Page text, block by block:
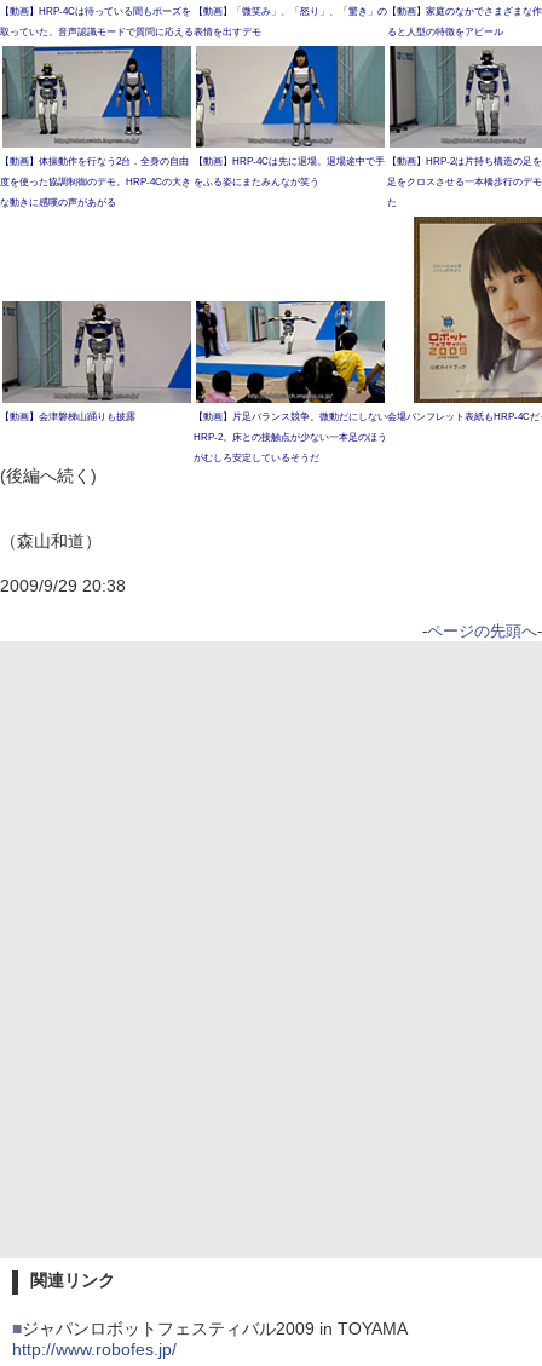
【動画】HRP-4Cは待っている間もポーズを
取っていた。音声認識モードで質問に応える
【動画】「微笑み」、「怒り」、「驚き」の
表情を出すデモ
【動画】家庭のなかでさまざまな
ると人型の特徴をアピール
【動画】体操動作を行なう2台．全身の自由
度を使った協調制御のデモ。HRP-4Cの大き
な動きに感嘆の声があがる
【動画】HRP-4Cは先に退場。退場途中で手
をふる姿にまたみんなが笑う
【動画】HRP-2は片持ち構造の足
足をクロスさせる一本橋歩行のデ
た
【動画】会津磐梯山踊りも披露
【動画】片足バランス競争。微動だにしない
HRP-2。床との接触点が少ない一本足のほう
がむしろ安定しているそうだ
会場パンフレット表紙もHRP-4Cだ
(後編へ続く)
（森山和道）
2009/9/29 20:38
-ページの先頭へ-
関連リンク
■ジャパンロボットフェスティバル2009 in TOYAMA
http://www.robofes.jp/